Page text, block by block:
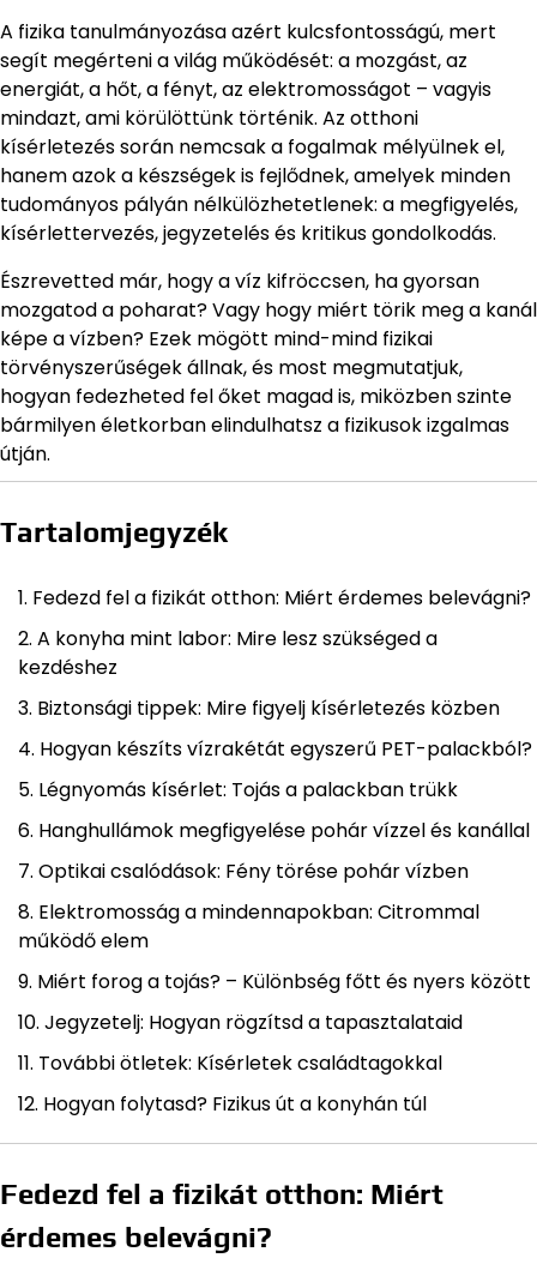
A fizika tanulmányozása azért kulcsfontosságú, mert
segít megérteni a világ működését: a mozgást, az
energiát, a hőt, a fényt, az elektromosságot – vagyis
mindazt, ami körülöttünk történik. Az otthoni
kísérletezés során nemcsak a fogalmak mélyülnek el,
hanem azok a készségek is fejlődnek, amelyek minden
tudományos pályán nélkülözhetetlenek: a megfigyelés,
kísérlettervezés, jegyzetelés és kritikus gondolkodás.
Észrevetted már, hogy a víz kifröccsen, ha gyorsan
mozgatod a poharat? Vagy hogy miért törik meg a kanál
képe a vízben? Ezek mögött mind-mind fizikai
törvényszerűségek állnak, és most megmutatjuk,
hogyan fedezheted fel őket magad is, miközben szinte
bármilyen életkorban elindulhatsz a fizikusok izgalmas
útján.
Tartalomjegyzék
Fedezd fel a fizikát otthon: Miért érdemes belevágni?
A konyha mint labor: Mire lesz szükséged a
kezdéshez
Biztonsági tippek: Mire figyelj kísérletezés közben
Hogyan készíts vízrakétát egyszerű PET-palackból?
Légnyomás kísérlet: Tojás a palackban trükk
Hanghullámok megfigyelése pohár vízzel és kanállal
Optikai csalódások: Fény törése pohár vízben
Elektromosság a mindennapokban: Citrommal
működő elem
Miért forog a tojás? – Különbség főtt és nyers között
Jegyzetelj: Hogyan rögzítsd a tapasztalataid
További ötletek: Kísérletek családtagokkal
Hogyan folytasd? Fizikus út a konyhán túl
Fedezd fel a fizikát otthon: Miért
érdemes belevágni?